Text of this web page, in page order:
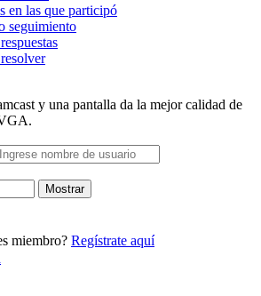
en las que participó
seguimiento
y una pantalla da la mejor calidad de
Mostrar
miembro? Regístrate aquí